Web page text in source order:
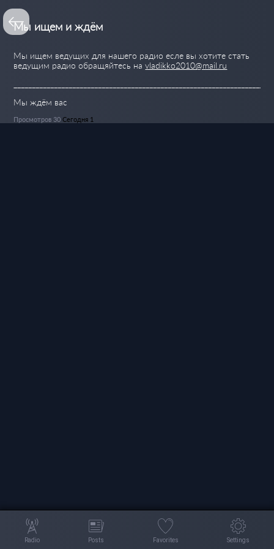
Мы ищем и ждём
Мы ищем ведущих для нашего радио есле вы хотите стать
ведущим радио обращяйтесь наvladikko2010@mail.ru
Мы ждём вас
Просмотров 30 Сегодня 1
Radio Posts Favorites Settings